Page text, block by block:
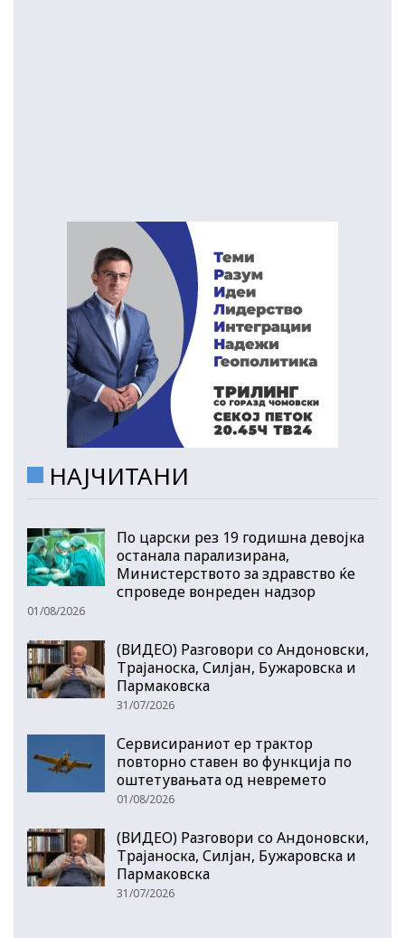
НАЈЧИТАНИ
По царски рез 19 годишна девојка
останала парализирана,
Министерството за здравство ќе
спроведе вонреден надзор
01/08/2026
(ВИДЕО) Разговори со Андоновски,
Трајаноска, Силјан, Бужаровска и
Пармаковска
31/07/2026
Сервисираниот ер трактор
повторно ставен во функција по
оштетувањата од невремето
01/08/2026
(ВИДЕО) Разговори со Андоновски,
Трајаноска, Силјан, Бужаровска и
Пармаковска
31/07/2026